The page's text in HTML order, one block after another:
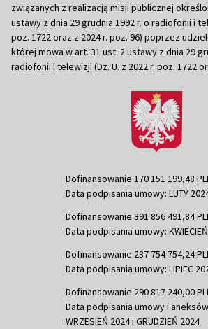
związanych z realizacją misji publicznej
ustawy z dnia 29 grudnia 1992 r. o radiofonii i
poz. 1722 oraz z 2024 r. poz. 96) poprzez
której mowa w art. 31 ust. 2 ustawy z dnia 29
radiofonii i telewizji (Dz. U. z 2022 r. poz. 1722
Dofinansowanie 170 151 199,48
Data podpisania umowy: LUTY
Dofinansowanie 391 856 491,84
Data podpisania umowy:
Dofinansowanie 237 754 754,24
Data podpisania umowy: LIPIEC
Dofinansowanie 290 817 240,00
Data podpisania umowy i
WRZESIEŃ 2024 i GRUDZIEŃ 2024